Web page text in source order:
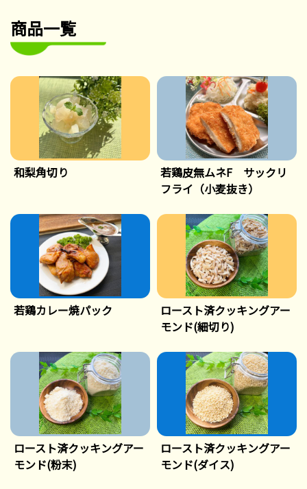
商品一覧
和梨角切り
若鶏皮無ムネF サックリ
フライ（小麦抜き）
若鶏カレー焼パック
ロースト済クッキングアー
モンド(細切り)
ロースト済クッキングアー
モンド(粉末)
ロースト済クッキングアー
モンド(ダイス)